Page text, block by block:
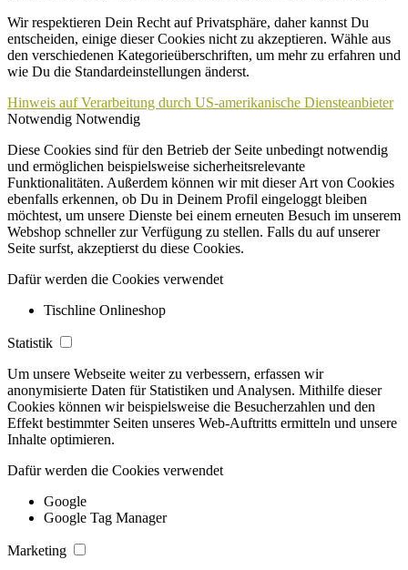
Wir respektieren Dein Recht auf Privatsphäre, daher kannst Du
entscheiden, einige dieser Cookies nicht zu akzeptieren. Wähle aus
den verschiedenen Kategorieüberschriften, um mehr zu erfahren und
wie Du die Standardeinstellungen änderst.
Hinweis auf Verarbeitung durch US-amerikanische Diensteanbieter
Notwendig Notwendig
Diese Cookies sind für den Betrieb der Seite unbedingt notwendig
und ermöglichen beispielsweise sicherheitsrelevante
Funktionalitäten. Außerdem können wir mit dieser Art von Cookies
ebenfalls erkennen, ob Du in Deinem Profil eingeloggt bleiben
möchtest, um unsere Dienste bei einem erneuten Besuch im unserem
Webshop schneller zur Verfügung zu stellen. Falls du auf unserer
Seite surfst, akzeptierst du diese Cookies.
Dafür werden die Cookies verwendet
Tischline Onlineshop
Statistik
Um unsere Webseite weiter zu verbessern, erfassen wir
anonymisierte Daten für Statistiken und Analysen. Mithilfe dieser
Cookies können wir beispielsweise die Besucherzahlen und den
Effekt bestimmter Seiten unseres Web-Auftritts ermitteln und unsere
Inhalte optimieren.
Dafür werden die Cookies verwendet
Google
Google Tag Manager
Marketing